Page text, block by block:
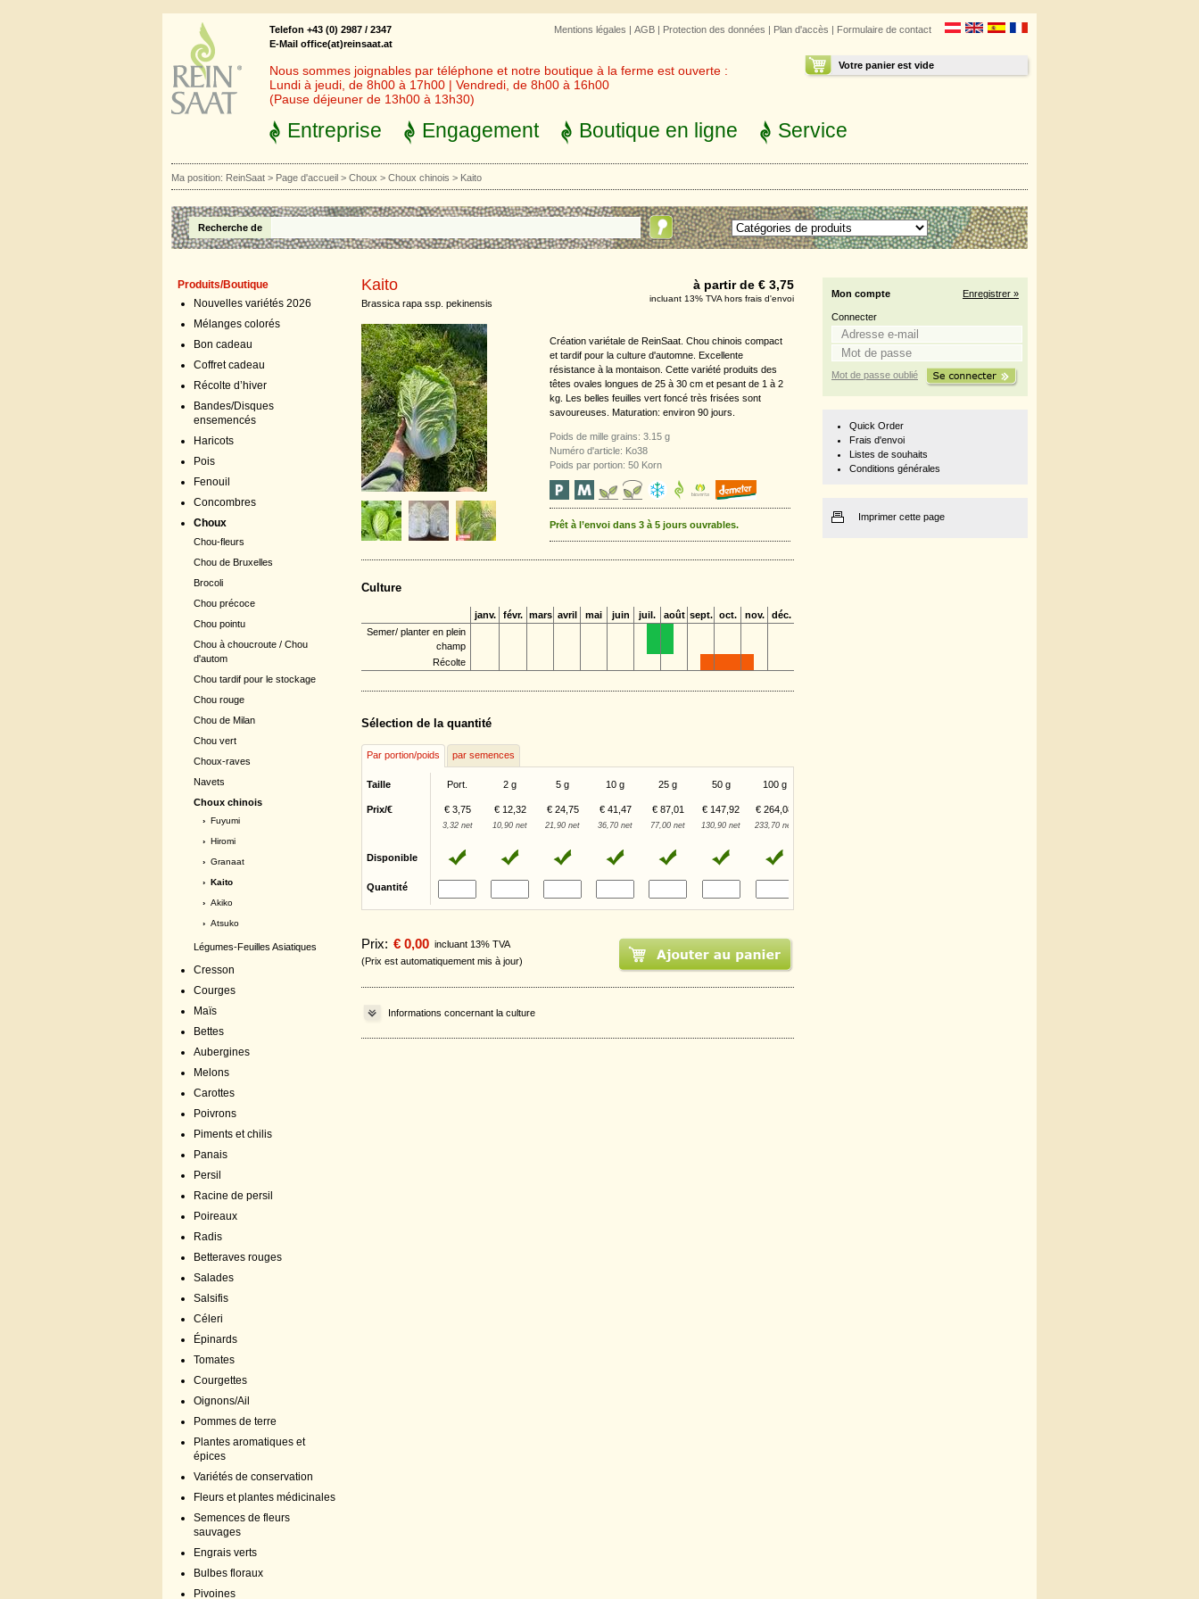
Mentions légales | AGB | Protection des données | Plan d'accès | Formulaire de contact
Votre panier est vide
Telefon +43 (0) 2987 / 2347
E-Mail office(at)reinsaat.at
Nous sommes joignables par téléphone et notre boutique à la ferme est ouverte :
Lundi à jeudi, de 8h00 à 17h00 | Vendredi, de 8h00 à 16h00
(Pause déjeuner de 13h00 à 13h30)
Entreprise Engagement Boutique en ligne Service
Ma position: ReinSaat > Page d'accueil > Choux > Choux chinois > Kaito
Recherche de
Produits/Boutique
Nouvelles variétés 2026
Mélanges colorés
Bon cadeau
Coffret cadeau
Récolte d’hiver
Bandes/Disques
ensemencés
Haricots
Pois
Fenouil
Concombres
Choux
Chou-fleurs
Chou de Bruxelles
Brocoli
Chou précoce
Chou pointu
Chou à choucroute / Chou
d'autom
Chou tardif pour le stockage
Chou rouge
Chou de Milan
Chou vert
Choux-raves
Navets
Choux chinois
› Fuyumi
› Hiromi
› Granaat
› Kaito
› Akiko
› Atsuko
Légumes-Feuilles Asiatiques
Cresson
Courges
Maïs
Bettes
Aubergines
Melons
Carottes
Poivrons
Piments et chilis
Panais
Persil
Racine de persil
Poireaux
Radis
Betteraves rouges
Salades
Salsifis
Céleri
Épinards
Tomates
Courgettes
Oignons/Ail
Pommes de terre
Plantes aromatiques et
épices
Variétés de conservation
Fleurs et plantes médicinales
Semences de fleurs
sauvages
Engrais verts
Bulbes floraux
Pivoines
Kaito
Brassica rapa ssp. pekinensis
à partir de € 3,75
incluant 13% TVA hors frais d'envoi
Création variétale de ReinSaat. Chou chinois compact
et tardif pour la culture d'automne. Excellente
résistance à la montaison. Cette variété produits des
têtes ovales longues de 25 à 30 cm et pesant de 1 à 2
kg. Les belles feuilles vert foncé très frisées sont
savoureuses. Maturation: environ 90 jours.
Poids de mille grains: 3.15 g
Numéro d'article: Ko38
Poids par portion: 50 Korn
Prêt à l’envoi dans 3 à 5 jours ouvrables.
Culture
janv. févr. mars avril mai juin juil. août sept. oct. nov.
déc.
Semer/ planter en plein
champ
Récolte
Sélection de la quantité
Par portion/poids par semences
Taille Port. 2 g 5 g 10 g 25 g 50 g 100 g
Prix/€ € 3,75 € 12,32 € 24,75 € 41,47 € 87,01 € 147,92 € 264,08
3,32 net 10,90 net 21,90 net 36,70 net 77,00 net 130,90 net 233,70 net
Disponible
Quantité
Prix: € 0,00 incluant 13% TVA
(Prix est automatiquement mis à jour)
Informations concernant la culture
Mon compte Enregistrer »
Connecter
Mot de passe oublié
Quick Order
Frais d'envoi
Listes de souhaits
Conditions générales
Imprimer cette page